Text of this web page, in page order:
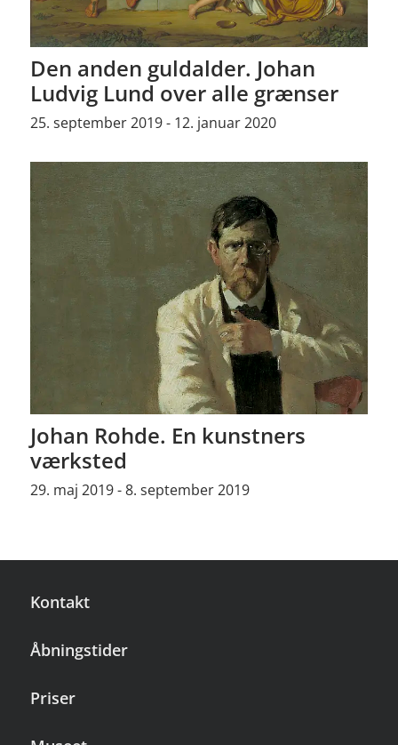
Den anden guldalder. Johan
Ludvig Lund over alle grænser
25. september 2019 - 12. januar 2020
Johan Rohde. En kunstners
værksted
29. maj 2019 - 8. september 2019
Kontakt
Åbningstider
Priser